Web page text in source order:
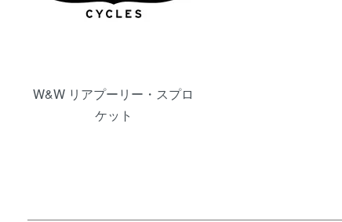
W&W リアプーリー・スプロ
ケット